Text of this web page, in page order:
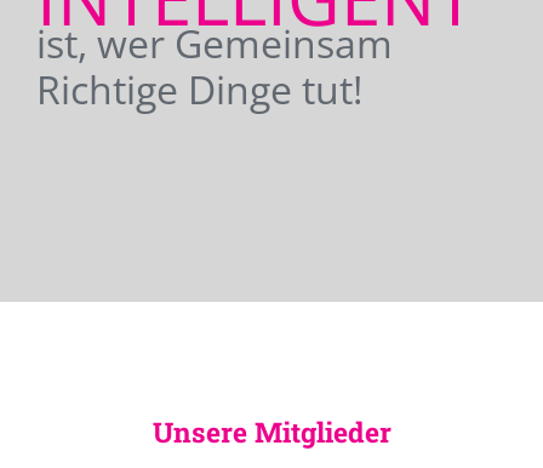
ist, wer Gemeinsam
Richtige Dinge tut!
Unsere Mitglieder